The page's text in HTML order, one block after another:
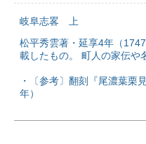
岐阜志畧 上
松平秀雲著・延享4年（
載したもの。 町人の家伝や
・〔参考〕翻刻『尾濃葉栗
年）